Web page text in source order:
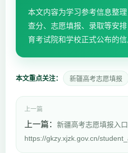
本文内容为学习参考信息整理
查分、志愿填报、录取等安
育考试院和学校正式公布的信
本文重点关注： 新疆高考志愿填报
上一篇
上一篇： 新疆高考志愿填报入口
https://gkzy.xjzk.gov.cn/